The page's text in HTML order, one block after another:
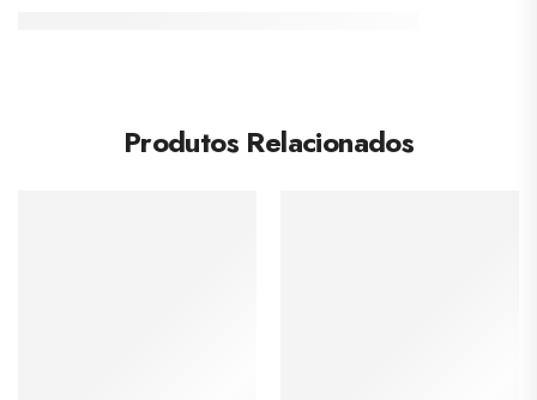
Produtos Relacionados